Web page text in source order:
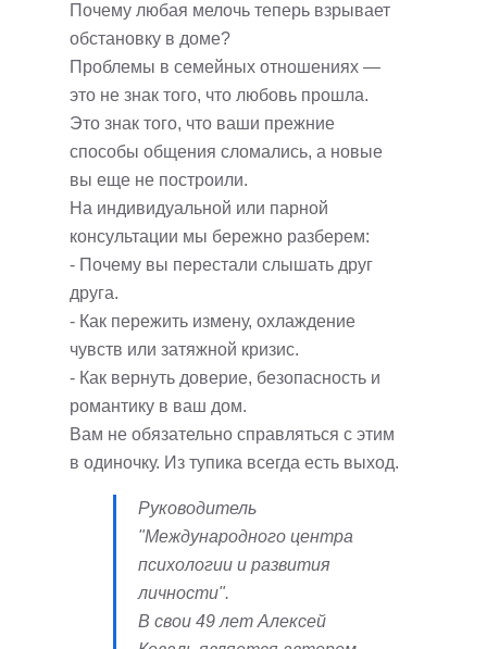
Почему любая мелочь теперь взрывает
обстановку в доме?
Проблемы в семейных отношениях —
это не знак того, что любовь прошла.
Это знак того, что ваши прежние
способы общения сломались, а новые
вы еще не построили.
На индивидуальной или парной
консультации мы бережно разберем:
- Почему вы перестали слышать друг
друга.
- Как пережить измену, охлаждение
чувств или затяжной кризис.
- Как вернуть доверие, безопасность и
романтику в ваш дом.
Вам не обязательно справляться с этим
в одиночку. Из тупика всегда есть выход.
Руководитель
"Международного центра
психологии и развития
личности".
В свои 49 лет Алексей